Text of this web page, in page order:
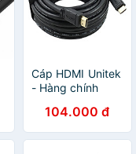
Cáp HDMI Unitek
- Hàng chính
104.000 đ